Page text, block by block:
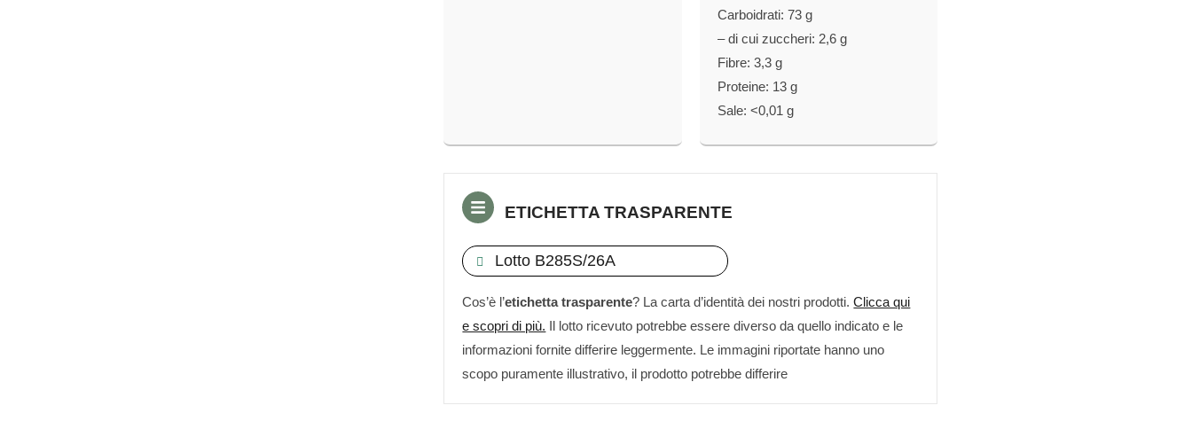
Carboidrati: 73 g
– di cui zuccheri: 2,6 g
Fibre: 3,3 g
Proteine: 13 g
Sale: <0,01 g
ETICHETTA TRASPARENTE
Lotto B285S/26A
Cos’è l’etichetta trasparente? La carta d’identità dei nostri prodotti.Clicca qui
e scopri di più. Il lotto ricevuto potrebbe essere diverso da quello indicato e le
informazioni fornite differire leggermente. Le immagini riportate hanno uno
scopo puramente illustrativo, il prodotto potrebbe differire